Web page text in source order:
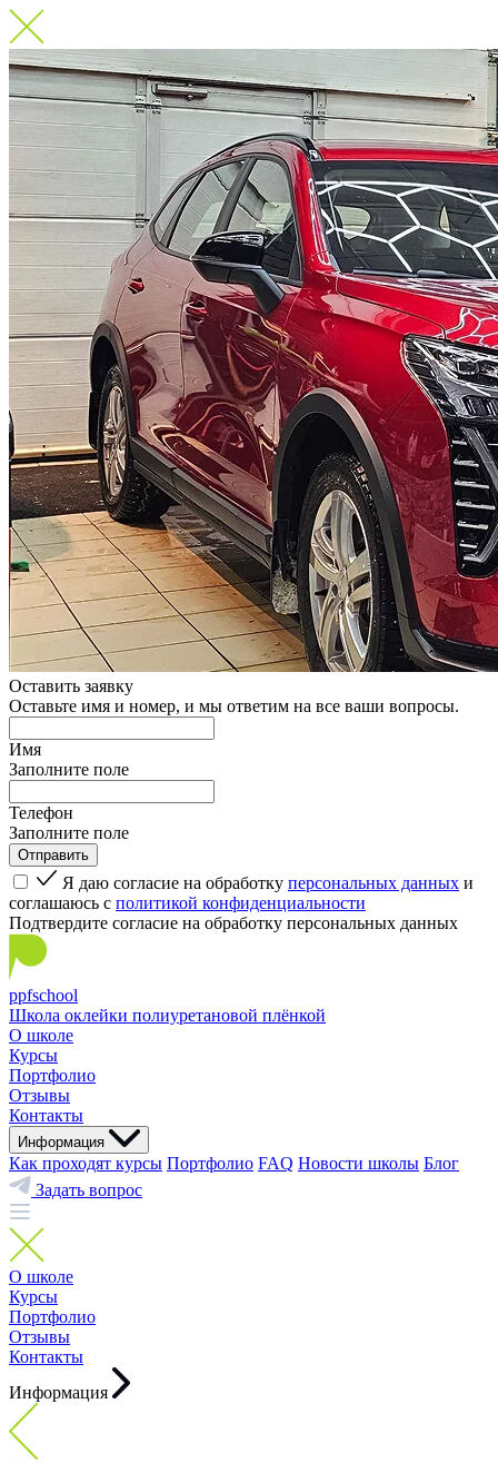
Оставить заявку
Оставьте имя и номер, и мы ответим на все ваши вопросы.
Имя
Заполните поле
Телефон
Заполните поле
Я даю согласие на обработку персональных данных и
соглашаюсь с политикой конфиденциальности
Подтвердите согласие на обработку персональных данных
ppfschool
Школа оклейки полиуретановой плёнкой
О школе
Курсы
Портфолио
Отзывы
Контакты
Информация
Как проходят курсы Портфолио FAQ Новости школы Блог
Задать вопрос
О школе
Курсы
Портфолио
Отзывы
Контакты
Информация